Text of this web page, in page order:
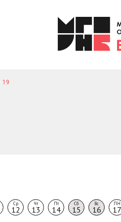
19
Ср
12
Чт
13
Пт
14
Сб
15
Вс
16
ПН
17